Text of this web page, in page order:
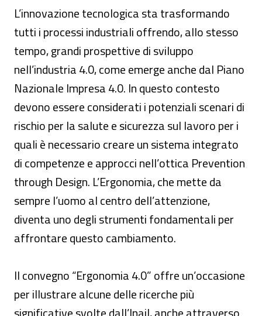
L’innovazione tecnologica sta trasformando
tutti i processi industriali offrendo, allo stesso
tempo, grandi prospettive di sviluppo
nell’industria 4.0, come emerge anche dal Piano
Nazionale Impresa 4.0. In questo contesto
devono essere considerati i potenziali scenari di
rischio per la salute e sicurezza sul lavoro per i
quali è necessario creare un sistema integrato
di competenze e approcci nell’ottica Prevention
through Design. L’Ergonomia, che mette da
sempre l’uomo al centro dell’attenzione,
diventa uno degli strumenti fondamentali per
affrontare questo cambiamento.
Il convegno “Ergonomia 4.0” offre un’occasione
per illustrare alcune delle ricerche più